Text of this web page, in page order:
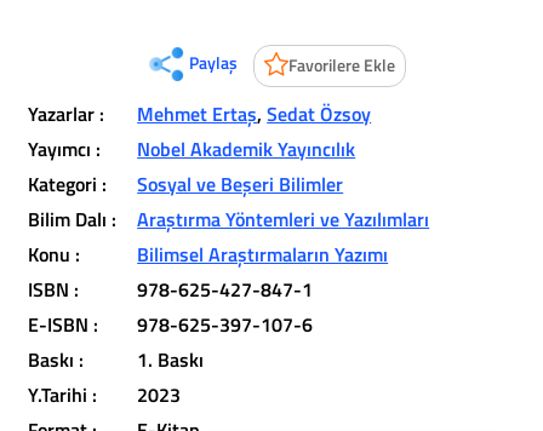
Paylaş Favorilere Ekle
Yazarlar : Mehmet Ertaş,Sedat Özsoy
Yayımcı :
Nobel Akademik Yayıncılık
Kategori :
Sosyal ve Beşeri Bilimler
Bilim Dalı :
Araştırma Yöntemleri ve Yazılımları
Konu :
Bilimsel Araştırmaların Yazımı
ISBN :
978-625-427-847-1
E-ISBN :
978-625-397-107-6
Baskı :
1. Baskı
Y.Tarihi :
2023